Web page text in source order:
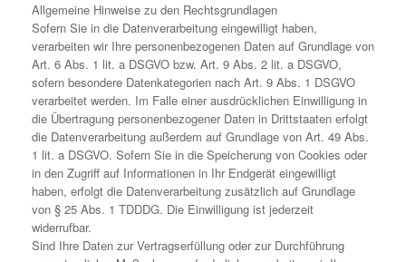
Allgemeine Hinweise zu den Rechtsgrundlagen
Sofern Sie in die Datenverarbeitung eingewilligt haben,
verarbeiten wir Ihre personenbezogenen Daten auf Grundlage von
Art. 6 Abs. 1 lit. a DSGVO bzw. Art. 9 Abs. 2 lit. a DSGVO,
sofern besondere Datenkategorien nach Art. 9 Abs. 1 DSGVO
verarbeitet werden. Im Falle einer ausdrücklichen Einwilligung in
die Übertragung personenbezogener Daten in Drittstaaten erfolgt
die Datenverarbeitung außerdem auf Grundlage von Art. 49 Abs.
1 lit. a DSGVO. Sofern Sie in die Speicherung von Cookies oder
in den Zugriff auf Informationen in Ihr Endgerät eingewilligt
haben, erfolgt die Datenverarbeitung zusätzlich auf Grundlage
von § 25 Abs. 1 TDDDG. Die Einwilligung ist jederzeit
widerrufbar.
Sind Ihre Daten zur Vertragserfüllung oder zur Durchführung